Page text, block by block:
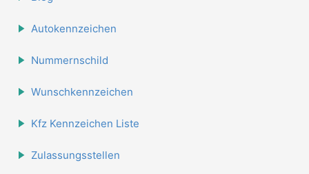
Autokennzeichen
Nummernschild
Wunschkennzeichen
Kfz Kennzeichen Liste
Zulassungsstellen